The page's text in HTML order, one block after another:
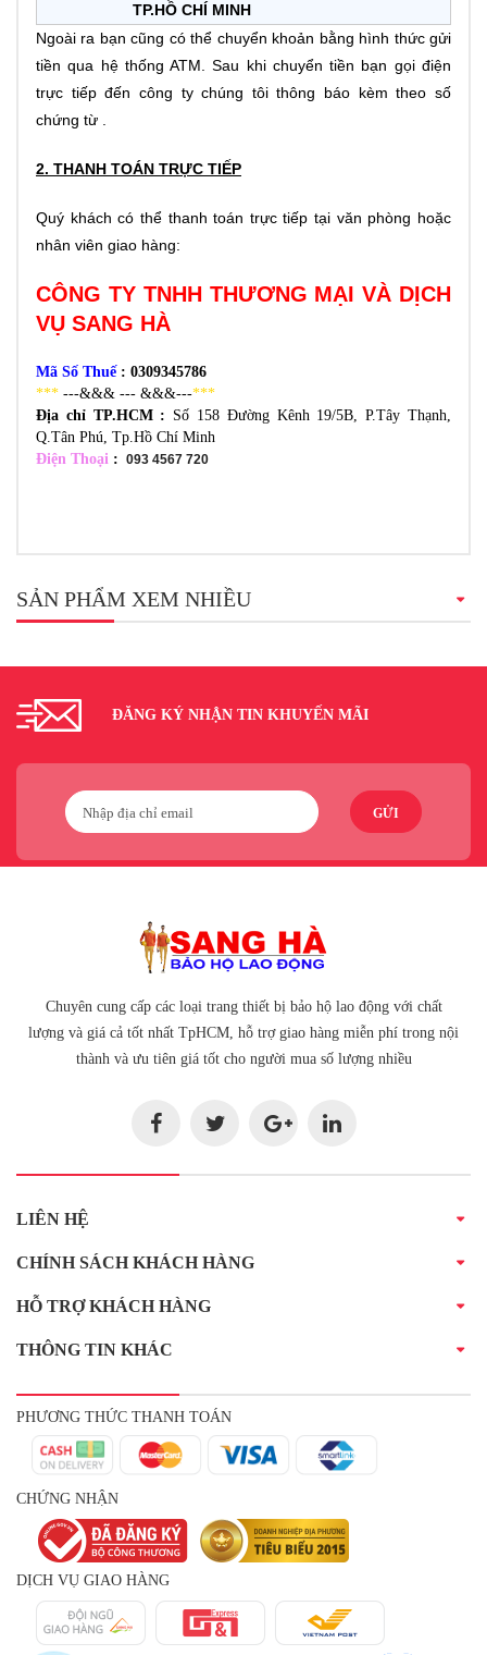
TP.HỒ CHÍ MINH
Ngoài ra bạn cũng có thể chuyển khoản bằng hình thức gửi
tiền qua hệ thống ATM. Sau khi chuyển tiền bạn gọi điện
trực tiếp đến công ty chúng tôi thông báo kèm theo số
chứng từ .
2. THANH TOÁN TRỰC TIẾP
Quý khách có thể thanh toán trực tiếp tại văn phòng hoặc
nhân viên giao hàng:
CÔNG TY TNHH THƯƠNG MẠI VÀ DỊCH
VỤ SANG HÀ
Mã Số Thuế : 0309345786
*** ---&&& --- &&&---***
Địa chỉ TP.HCM : Số 158 Đường Kênh 19/5B, P.Tây Thạnh,
Q.Tân Phú, Tp.Hồ Chí Minh
Điện Thoại : 093 4567 720
SẢN PHẨM XEM NHIỀU
ĐĂNG KÝ NHẬN TIN KHUYẾN MÃI
GỬI
Chuyên cung cấp các loại trang thiết bị bảo hộ lao động với chất
lượng và giá cả tốt nhất TpHCM, hỗ trợ giao hàng miễn phí trong nội
thành và ưu tiên giá tốt cho người mua số lượng nhiều
LIÊN HỆ
CHÍNH SÁCH KHÁCH HÀNG
HỖ TRỢ KHÁCH HÀNG
THÔNG TIN KHÁC
PHƯƠNG THỨC THANH TOÁN
CHỨNG NHẬN
DỊCH VỤ GIAO HÀNG